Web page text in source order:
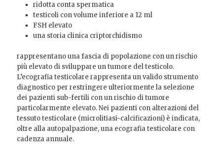
ridotta conta spermatica
testicoli con volume inferiore a 12 ml
FSH elevato
una storia clinica criptorchidismo
rappresentano una fascia di popolazione con un rischio
più elevato di sviluppare un tumore del testicolo.
L’ecografia testicolare rappresenta un valido strumento
diagnostico per restringere ulteriormente la selezione
dei pazienti sub-fertili con un rischio di tumore
particolarmente elevato. Nei pazienti con alterazioni del
tessuto testicolare (microlitiasi-calcificazioni) è indicata,
oltre alla autopalpazione, una ecografia testicolare con
cadenza annuale.